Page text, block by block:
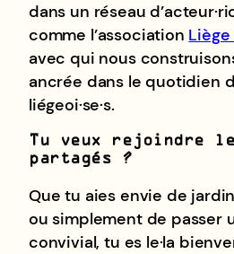
dans un réseau
comme l’association
avec qui nous
ancrée dans le quotidien
liégeoi·se·s.
Tu veux rejoindre
partagés ?
Que tu aies envie de
ou simplement de passer
convivial, tu es le·la